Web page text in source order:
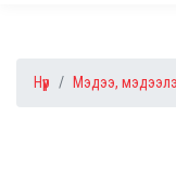
Нүүр Мэдээ,